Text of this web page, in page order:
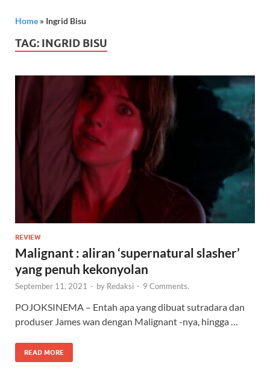
Home » Ingrid Bisu
TAG: INGRID BISU
REVIEW
Malignant : aliran ‘supernatural slasher’
yang penuh kekonyolan
September 11, 2021 - by Redaksi - 9 Comments.
POJOKSINEMA – Entah apa yang dibuat sutradara dan
produser James wan dengan Malignant -nya, hingga …
READ MORE